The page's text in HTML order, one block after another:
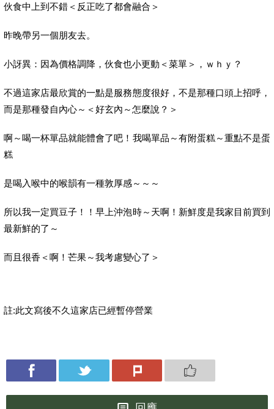
伙食中上到不錯＜反正吃了都會融合＞
昨晚帶另一個朋友去。
小訝異：因為價格調降，伙食也小更動＜菜單＞，ｗｈｙ？
不過這家店最欣賞的一點是服務態度很好，不是那種口頭上招呼，
而是那種發自內心～＜好玄內～怎麼說？＞
啊～喝一杯單品就能體會了吧！我喝單品～有附蛋糕～重點不是蛋
糕
是喝入喉中的喉韻有一種敦厚感～～～
所以我一定買豆子！！早上沖泡時～天啊！新鮮度是我家目前買到
最新鮮的了～
而且很香＜啊！芒果～我考慮變心了＞
註:此文寫後不久這家店已經暫停營業